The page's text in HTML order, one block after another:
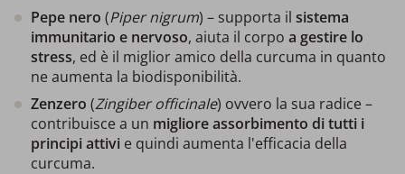
Pepe nero (Piper nigrum) – supporta il sistema
immunitario e nervoso, aiuta il corpo a gestire lo
stress, ed è il miglior amico della curcuma in quanto
ne aumenta la biodisponibilità.
Zenzero (Zingiber officinale) ovvero la sua radice –
contribuisce a un migliore assorbimento di tutti i
principi attivi e quindi aumenta l'efficacia della
curcuma.